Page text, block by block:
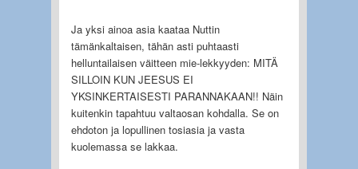
Ja yksi ainoa asia kaataa Nuttin
tämänkaltaisen, tähän asti puhtaasti
helluntailaisen väitteen mie-lekkyyden: MITÄ
SILLOIN KUN JEESUS EI
YKSINKERTAISESTI PARANNAKAAN!! Näin
kuitenkin tapahtuu valtaosan kohdalla. Se on
ehdoton ja lopullinen tosiasia ja vasta
kuolemassa se lakkaa.